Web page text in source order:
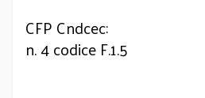
CFP Cndcec:
n. 4 codice F.1.5